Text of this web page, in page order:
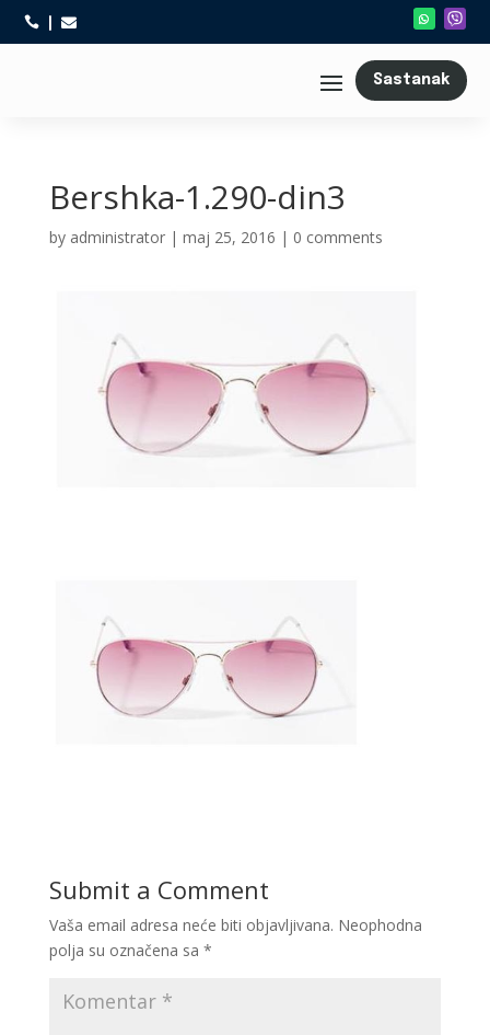
 
Sastanak
Bershka-1.290-din3
by administrator| maj 25, 2016 | 0 comments
Submit a Comment
Vaša email adresa neće biti objavljivana. Neophodna
polja su označena sa *